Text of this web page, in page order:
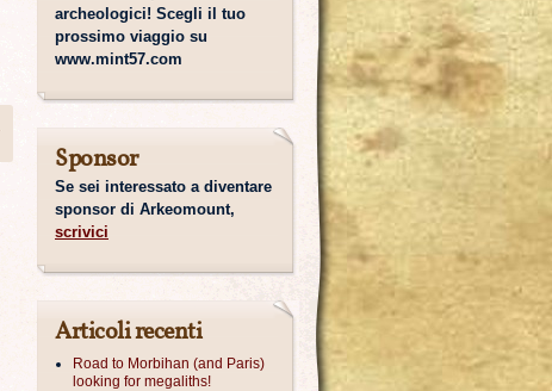
archeologici! Scegli il tuo
prossimo viaggio su
www.mint57.com
Sponsor
Se sei interessato a diventare
sponsor di Arkeomount,
scrivici
Articoli recenti
Road to Morbihan (and Paris)
looking for megaliths!